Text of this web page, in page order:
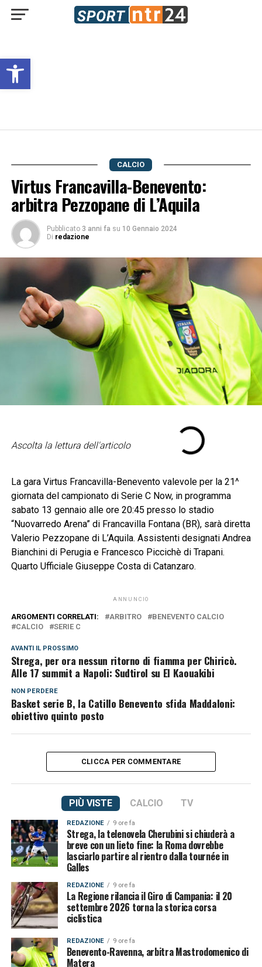
Open toolbar
CALCIO
Virtus Francavilla-Benevento:
arbitra Pezzopane di L’Aquila
Pubblicato 3 anni fa su 10 Gennaio 2024
Di redazione
Ascolta la lettura dell'articolo
La gara Virtus Francavilla-Benevento valevole per la 21^
giornata del campionato di Serie C Now, in programma
sabato 13 gennaio alle ore 20:45 presso lo stadio
“Nuovarredo Arena” di Francavilla Fontana (BR), sarà diretta
Valerio Pezzopane di L’Aquila. Assistenti designati Andrea
Bianchini di Perugia e Francesco Piccichè di Trapani.
Quarto Ufficiale Giuseppe Costa di Catanzaro.
ANNUNCIO
ARGOMENTI CORRELATI: ARBITRO
BENEVENTO CALCIO
CALCIO
SERIE C
AVANTI IL ​​PROSSIMO
Strega, per ora nessun ritorno di fiamma per Chiricò.
Alle 17 summit a Napoli: Sudtirol su El Kaouakibi
NON PERDERE
Basket serie B, la Catillo Benevento sfida Maddaloni:
obiettivo quinto posto
CLICCA PER COMMENTARE
PIÙ VISTE CALCIO TV
REDAZIONE 9 ore fa
Strega, la telenovela Cherubini si chiuderà a
breve con un lieto fine: la Roma dovrebbe
lasciarlo partire al rientro dalla tournée in
Galles
REDAZIONE 9 ore fa
La Regione rilancia il Giro di Campania: il 20
settembre 2026 torna la storica corsa
ciclistica
REDAZIONE 9 ore fa
Benevento-Ravenna, arbitra Mastrodomenico di
Matera